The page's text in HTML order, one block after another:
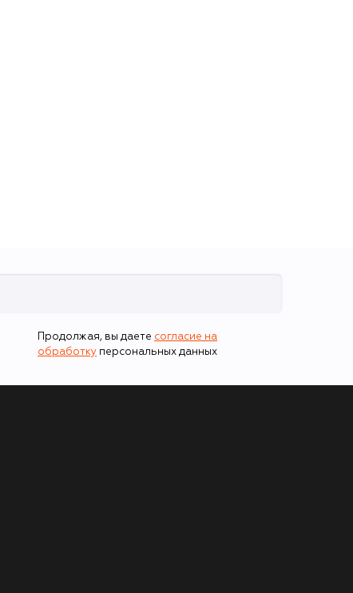
Продолжая, вы даете согласие на
обработку персональных данных